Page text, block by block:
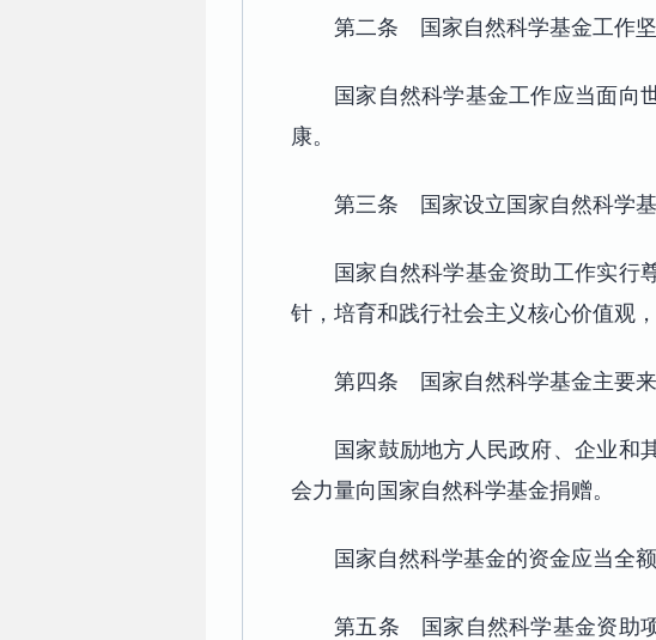
第二条 国家自然科学基金工作坚
国家自然科学基金工作应当面向
康。
第三条 国家设立国家自然科学基
国家自然科学基金资助工作实行
针，培育和践行社会主义核心价值观
第四条 国家自然科学基金主要来
国家鼓励地方人民政府、企业和
会力量向国家自然科学基金捐赠。
国家自然科学基金的资金应当全
第五条 国家自然科学基金资助